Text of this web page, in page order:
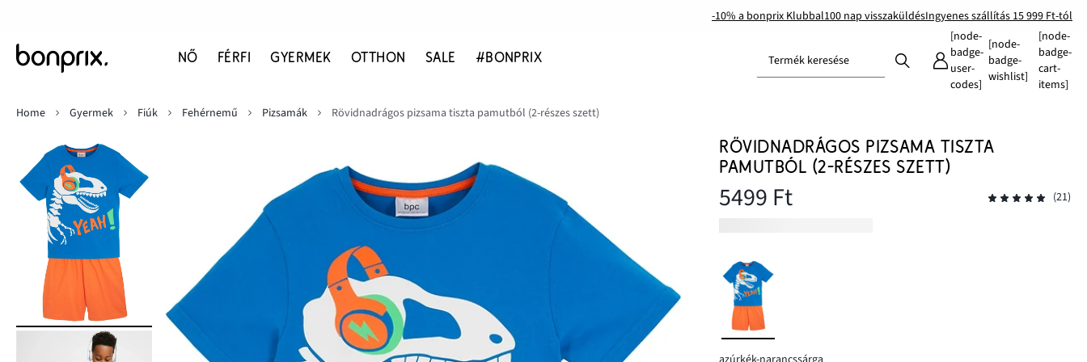
-10% a bonprix Klubbal100 nap visszaküldésIngyenes szállítás 15 999 Ft-tól
NŐ FÉRFI GYERMEK OTTHON SALE #BONPRIX Termék keresése
[node-
badge-
user-
codes]
[node-
badge-
wishlist]
[node-
badge-
cart-
items]
Home
Gyermek Fiúk Fehérnemű Pizsamák Rövidnadrágos pizsama tiszta pamutból (2-részes szett)
RÖVIDNADRÁGOS PIZSAMA TISZTA
PAMUTBÓL (2-RÉSZES SZETT)
5499 Ft (21)